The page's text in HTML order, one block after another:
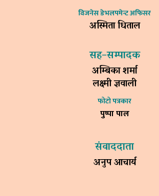
विजनेस डेभलपमेन्ट अफिसर
अस्मिता धिताल
सह–सम्पादक
अम्बिका शर्मा
लक्ष्मी ज्ञवाली
फोटो पत्रकार
पुष्पा पाल
संवाददाता
अनुप आचार्य